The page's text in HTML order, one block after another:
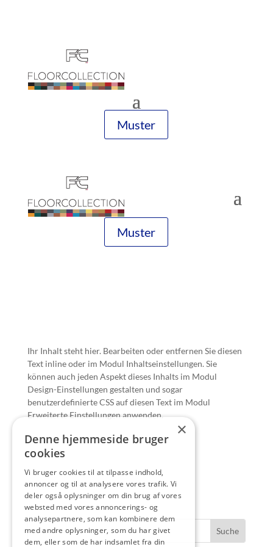
Muster
Muster
Ihr Inhalt steht hier. Bearbeiten oder entfernen Sie diesen
Text inline oder im Modul Inhaltseinstellungen. Sie
können auch jeden Aspekt dieses Inhalts im Modul
Design-Einstellungen gestalten und sogar
benutzerdefinierte CSS auf diesen Text im Modul
Erweiterte Einstellungen anwenden.
×
Denne hjemmeside bruger
cookies
Vi bruger cookies til at tilpasse indhold,
annoncer og til at analysere vores trafik. Vi
deler også oplysninger om din brug af vores
websted med vores annoncerings- og
analysepartnere, som kan kombinere dem
med andre oplysninger, som du har givet
dem, eller som de har indsamlet fra din